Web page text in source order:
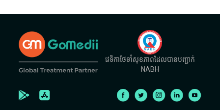
វេទិកាថែទាំសុខភាពដែលបានបញ្ជាក់
NABH